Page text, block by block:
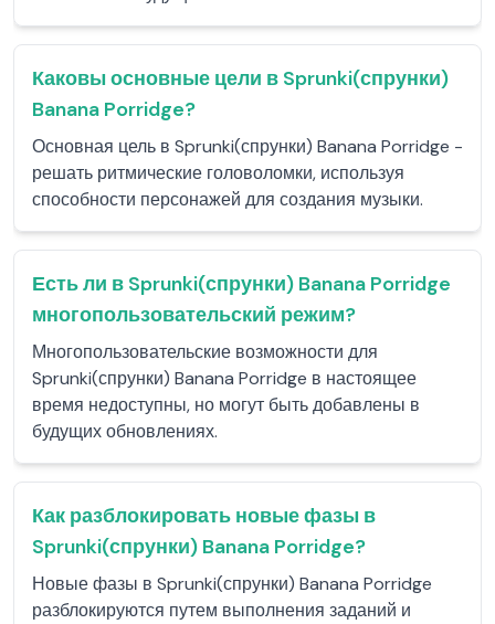
Каковы основные цели в Sprunki(спрунки)
Banana Porridge?
Основная цель в Sprunki(спрунки) Banana Porridge -
решать ритмические головоломки, используя
способности персонажей для создания музыки.
Есть ли в Sprunki(спрунки) Banana Porridge
многопользовательский режим?
Многопользовательские возможности для
Sprunki(спрунки) Banana Porridge в настоящее
время недоступны, но могут быть добавлены в
будущих обновлениях.
Как разблокировать новые фазы в
Sprunki(спрунки) Banana Porridge?
Новые фазы в Sprunki(спрунки) Banana Porridge
разблокируются путем выполнения заданий и